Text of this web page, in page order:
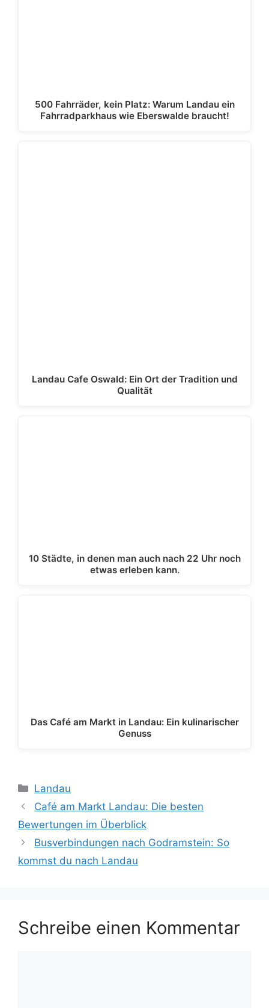
500 Fahrräder, kein Platz: Warum Landau ein
Fahrradparkhaus wie Eberswalde braucht!
Landau Cafe Oswald: Ein Ort der Tradition und
Qualität
10 Städte, in denen man auch nach 22 Uhr noch
etwas erleben kann.
Das Café am Markt in Landau: Ein kulinarischer
Genuss
Kategorien
Landau
Café am Markt Landau: Die besten
Bewertungen im Überblick
Busverbindungen nach Godramstein: So
kommst du nach Landau
Schreibe einen Kommentar